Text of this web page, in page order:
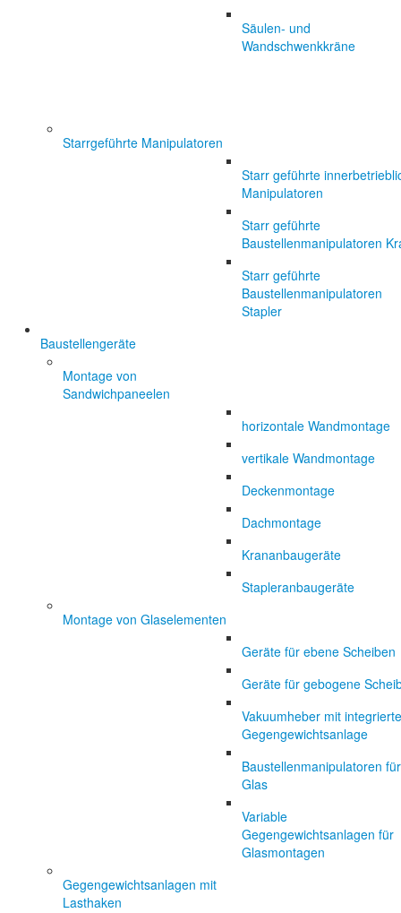
Säulen- und
Wandschwenkkräne
Starrgeführte Manipulatoren
Starr geführte
Manipulatoren
Starr geführte
Baustellenmanipulatoren
Starr geführte
Baustellenmanipulatoren
Stapler
Baustellengeräte
Montage von
Sandwichpaneelen
horizontale Wandmontage
vertikale Wandmontage
Deckenmontage
Dachmontage
Krananbaugeräte
Stapleranbaugeräte
Montage von Glaselementen
Geräte für ebene Scheiben
Geräte für gebogene
Vakuumheber mit
Gegengewichtsanlage
Baustellenmanipulatoren für
Glas
Variable
Gegengewichtsanlagen für
Glasmontagen
Gegengewichtsanlagen mit
Lasthaken